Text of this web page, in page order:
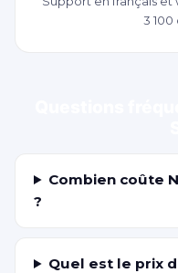
3 100
Combien coûte
?
Quel est le prix